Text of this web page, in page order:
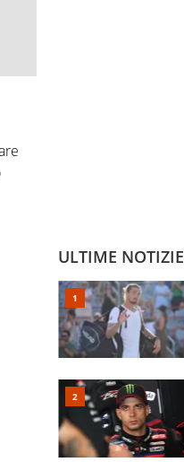
ULTIME NOTIZIE